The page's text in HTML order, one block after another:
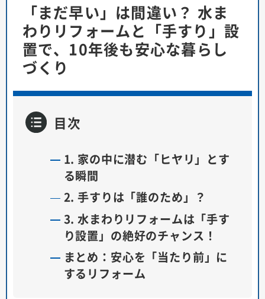
「まだ早い」は間違い？ 水ま
わりリフォームと「手すり」設
置で、10年後も安心な暮らし
づくり
目次
1. 家の中に潜む「ヒヤリ」とす
る瞬間
2. 手すりは「誰のため」？
3. 水まわりリフォームは「手す
り設置」の絶好のチャンス！
まとめ：安心を「当たり前」に
するリフォーム